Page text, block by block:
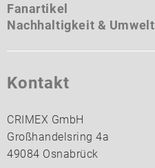
Fanartikel
Nachhaltigkeit & Umwelt
Kontakt
CRIMEX GmbH
Großhandelsring 4a
49084 Osnabrück